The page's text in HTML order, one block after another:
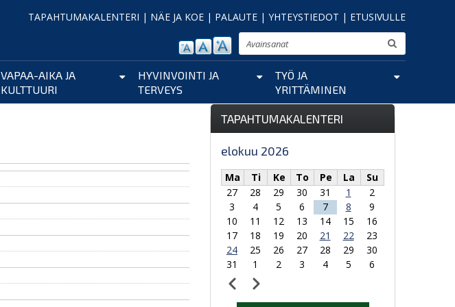
TAPAHTUMAKALENTERI | NÄE JA KOE | PALAUTE | YHTEYSTIEDOT | ETUSIVULLE
Etsi
VAPAA-AIKA JA
KULTTUURI
HYVINVOINTI JA
TERVEYS
TYÖ JA
YRITTÄMINEN
TAPAHTUMAKALENTERI
elokuu 2026
Ma Ti Ke To Pe La
Su
27
28 29 30 31 1
2
3
4 5 6 7 8
9
10
11 12 13 14 15
16
17
18 19 20 21 22
23
24
25 26 27 28 29
30
31
1 2 3 4 5
6
Sivutus
EdellinenSeuraava